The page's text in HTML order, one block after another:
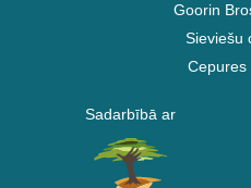
Goorin
Sieviešu
Cepures
Sadarbībā ar